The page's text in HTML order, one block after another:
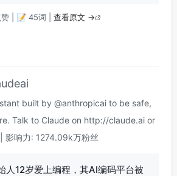
| 📝 45词 | 查看原文 →
built by @anthropicai to be safe,
Talk to Claude on http://claude.ai or
响力: 1274.09k万粉丝
人12岁爱上编程，其AI编码平台被